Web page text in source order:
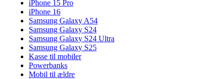
iPhone 15 Pro
iPhone 16
Samsung Galaxy A54
Samsung Galaxy S24
Samsung Galaxy S24 Ultra
Samsung Galaxy S25
Kasse til mobiler
Powerbanks
Mobil til ældre